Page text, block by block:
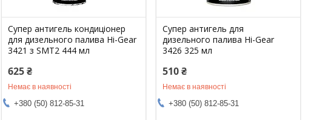
Супер антигель кондиціонер
для дизельного палива Hi-Gear
3421 з SMT2 444 мл
625 ₴
Немає в наявності
+380 (50) 812-85-31
Супер антигель для
дизельного палива Hi-Gear
3426 325 мл
510 ₴
Немає в наявності
+380 (50) 812-85-31